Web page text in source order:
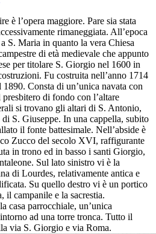
è l’opera maggiore. Pare sia stata
rimaneggiata. All’epoca
S. Maria in quanto la vera Chiesa
di età medievale che appunto
per titolare S. Giorgio nel 1600 in
Fu costruita nell’anno 1714
Consta di un’unica navata con
di fondo con l’altare
si trovano gli altari di S. Antonio,
S. Giuseppe. In una cappella, subito
il fonte battesimale. Nell’abside è
Zucco del secolo XVI, raffigurante
in trono ed in basso i santi Giorgio,
Sul lato sinistro vi è la
di Lourdes, relativamente antica e
Su quello destro vi è un portico
il campanile e la sacrestia.
casa parrocchiale, un’unica
ad una torre tronca. Tutto il
via S. Giorgio e via Roma.